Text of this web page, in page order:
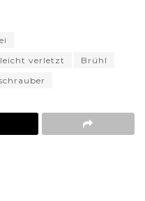
verletzt
Brühl